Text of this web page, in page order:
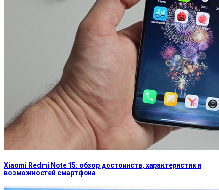
Xiaomi Redmi Note 15: обзор достоинств, характеристик и
возможностей смартфона